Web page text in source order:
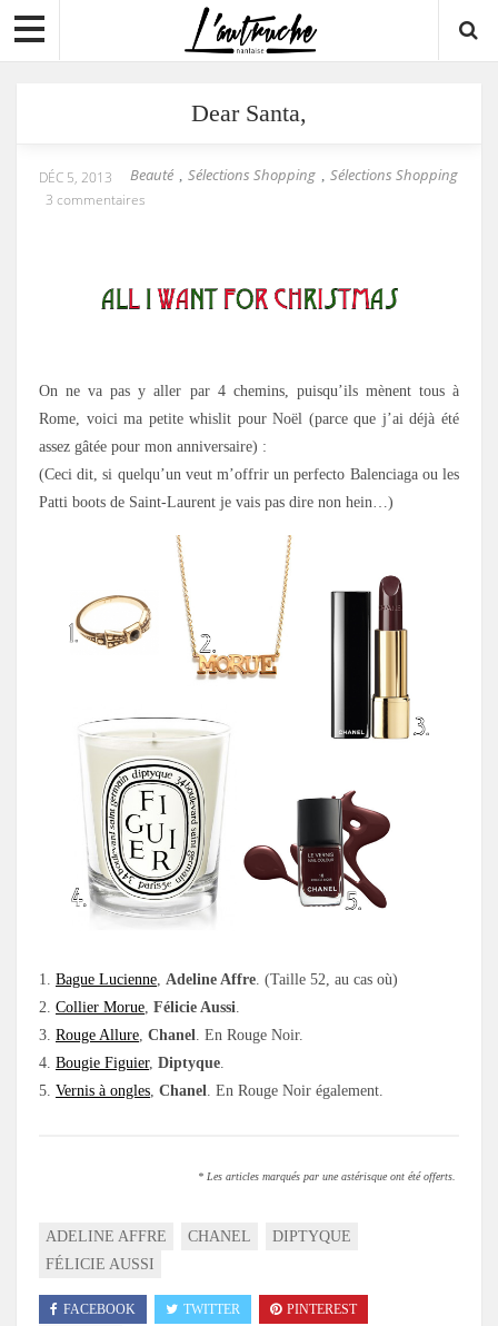
Dear Santa,
Beauté , Sélections Shopping , Sélections Shopping
DÉC 5, 2013
3 commentaires
On ne va pas y aller par 4 chemins, puisqu’ils mènent tous à
Rome, voici ma petite whislit pour Noël (parce que j’ai déjà été
assez gâtée pour mon anniversaire) :
(Ceci dit, si quelqu’un veut m’offrir un perfecto Balenciaga ou les
Patti boots de Saint-Laurent je vais pas dire non hein…)
1. Bague Lucienne Adeline Affre . (Taille 52, au cas où)
2. Collier Morue Félicie Aussi
3. Rouge Allure Chanel . En Rouge Noir.
4. Bougie Figuier, Diptyque
5. Vernis à ongles Chanel . En Rouge Noir également.
* Les articles marqués par une astérisque ont été offerts.
ADELINE AFFRE CHANEL
DIPTYQUE
FÉLICIE AUSSI
FACEBOOK TWITTER
PINTEREST